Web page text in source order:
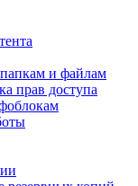
и файлам
прав доступа